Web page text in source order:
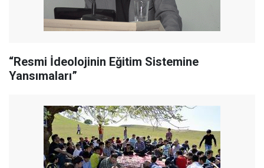
“Resmi İdeolojinin Eğitim Sistemine
Yansımaları”